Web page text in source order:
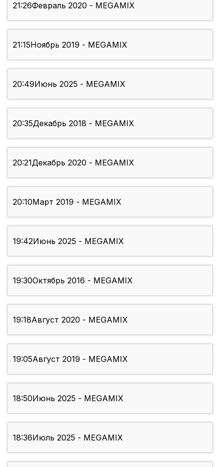
21:26Февраль 2020 - MEGAMIX
21:15Ноябрь 2019 - MEGAMIX
20:49Июнь 2025 - MEGAMIX
20:35Декабрь 2018 - MEGAMIX
20:21Декабрь 2020 - MEGAMIX
20:10Март 2019 - MEGAMIX
19:42Июнь 2025 - MEGAMIX
19:30Октябрь 2016 - MEGAMIX
19:18Август 2020 - MEGAMIX
19:05Август 2019 - MEGAMIX
18:50Июнь 2025 - MEGAMIX
18:36Июль 2025 - MEGAMIX